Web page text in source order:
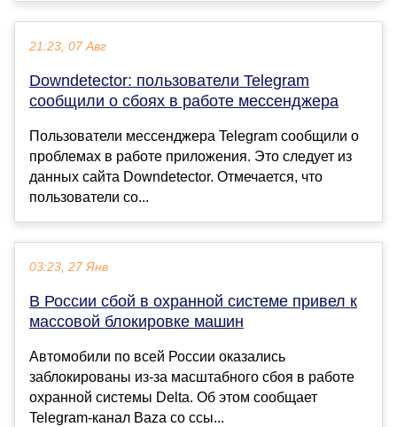
21:23, 07 Авг
Downdetector: пользователи Telegram
сообщили о сбоях в работе мессенджера
Пользователи мессенджера Telegram сообщили о
проблемах в работе приложения. Это следует из
данных сайта Downdetector. Отмечается, что
пользователи со...
03:23, 27 Янв
В России сбой в охранной системе привел к
массовой блокировке машин
Автомобили по всей России оказались
заблокированы из-за масштабного сбоя в работе
охранной системы Delta. Об этом сообщает
Telegram-канал Baza со ссы...